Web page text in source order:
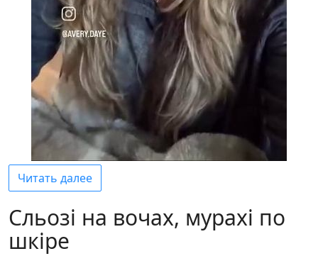
Читать далее
Сльозi на вочах, мурахi по
шкiре